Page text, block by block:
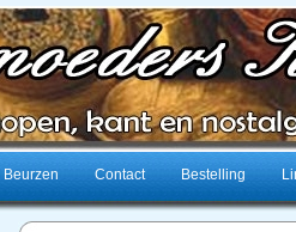
Beurzen Contact Bestelling